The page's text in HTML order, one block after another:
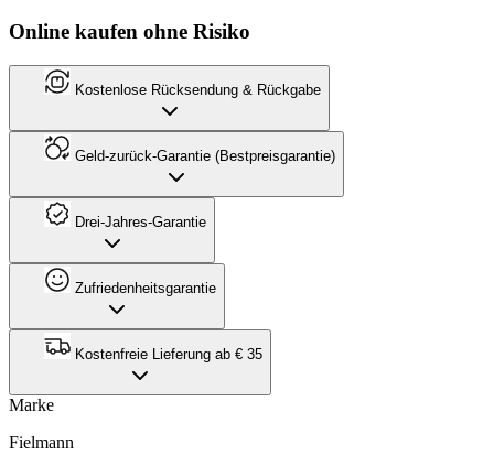
Online kaufen ohne Risiko
Kostenlose Rücksendung & Rückgabe
Geld-zurück-Garantie (Bestpreisgarantie)
Drei-Jahres-Garantie
Zufriedenheitsgarantie
Kostenfreie Lieferung ab € 35
Marke
Fielmann